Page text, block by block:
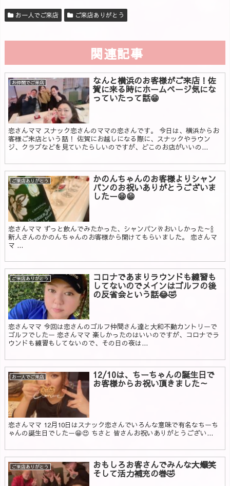
お一人でご来店 ご来店ありがとう
関連記事
お仲間でご来店 なんと横浜のお客様がご来店！佐
賀に来る時にホームページ気にな
っていたって話😁
恋さんママ スナック恋さんのママの恋さんです。 今日は、横浜からお
客様ご来店という話！ 佐賀にお越しになる際に、スナックやラウン
ジ、クラブなどを見ていたらしいのですが、どこのお店がいいの...
ご来店ありがとう かのんちゃんのお客様よりシャン
パンのお祝いありがとうございま
したー😁😁
恋さんママ ずっと飲んでみたかった、シャンパン🥂おいしかった～🍾
新人さんのかのんちゃんのお客様から開けてもらいました。 恋さんマ
マ ...
ご来店ありがとう コロナであまりラウンドも練習も
してないのでメインはゴルフの後
の反省会という話😂🤣
恋さんママ 今回は恋さんのゴルフ仲間さん達と大和不動カントリーで
ゴルフでしたー 恋さんママ 楽しかったのはいいのですが、コロナでラ
ウンドも練習もしてないので、その日の夜は...
お一人でご来店 12/10は、ちーちゃんの誕生日で
お客様からお祝い頂きました～
恋さんママ 12月10日はスナック恋さんでいろんな意味で有名なちーち
ゃんの誕生日でしたー😁😍 ちさと 皆さんお祝いありがとうござい...
ご来店ありがとう おもしろお客さんでみんな大爆笑
そして活力補充の巻🤣